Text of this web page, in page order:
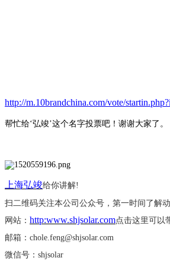
http://m.10brandchina.com/vote/
帮忙给‘弘竣’这个名字投票吧！谢谢大家了。
上海弘竣给你讲解!
扫二维码关注本公司公众号，第一时间了解动
网站： http:www.shjsolar.com点击这里可以
邮箱： chole.feng@shjsolar.com
微信号： shjsolar